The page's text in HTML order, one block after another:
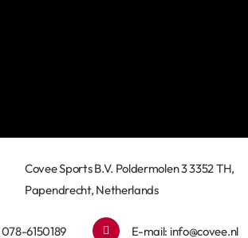
Covee Sports B.V. Poldermolen 3 3352 TH,
Papendrecht, Netherlands
078-6150189 E-mail: info@covee.nl